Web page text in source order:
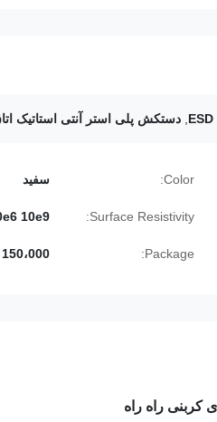
دستکش پلی استر آنتی استاتیک
Color: سفید
Surface Resistivity:
10e9
Package: 150،000 p20GP Contaiairs/ner